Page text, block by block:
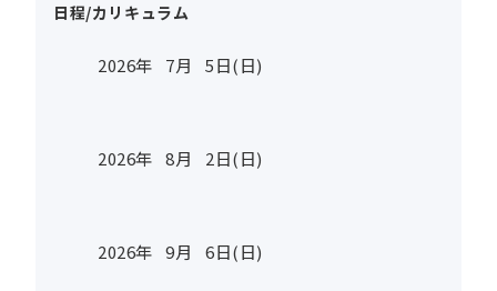
日程/カリキュラム
2026年 7月 5日(日)
2026年 8月 2日(日)
2026年 9月 6日(日)